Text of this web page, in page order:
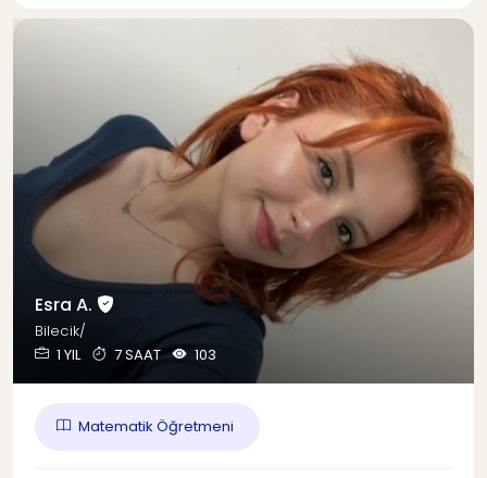
Esra A.
Bilecik/
1 YIL
7 SAAT 103
Matematik Öğretmeni